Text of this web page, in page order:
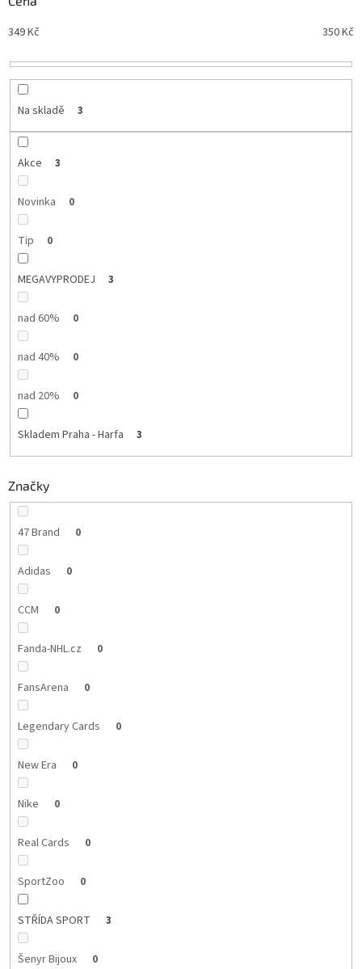
í
r
Abecedně
349Kč 350Kč
Na skladě 3
Akce 3
Novinka 0
Tip 0
MEGAVYPRODEJ 3
nad 60% 0
nad 40% 0
nad 20% 0
Skladem Praha - Harfa 3
Značky
47 Brand 0
Adidas 0
CCM 0
Fanda-NHL.cz 0
FansArena 0
Legendary Cards 0
New Era 0
Nike 0
Real Cards 0
SportZoo 0
STŘÍDA SPORT 3
Šenyr Bijoux 0